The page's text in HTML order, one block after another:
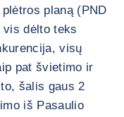
planą (PND
dėlto teks
visų
pat švietimo ir
šalis gaus 2
iš Pasaulio